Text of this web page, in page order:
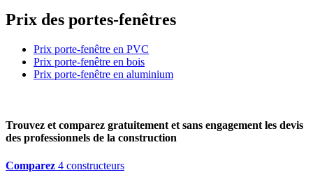
Prix des portes-fenêtres
Prix porte-fenêtre en PVC
Prix porte-fenêtre en bois
Prix porte-fenêtre en aluminium
Trouvez et comparez gratuitement et sans engagement les devis
des professionnels de la construction
Comparez 4 constructeurs